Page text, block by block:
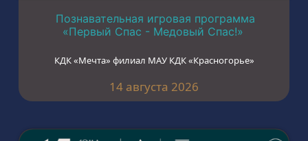
Познавательная игровая программа
«Первый Спас - Медовый Спас!»
КДК «Мечта» филиал МАУ КДК «Красногорье»
14 августа 2026